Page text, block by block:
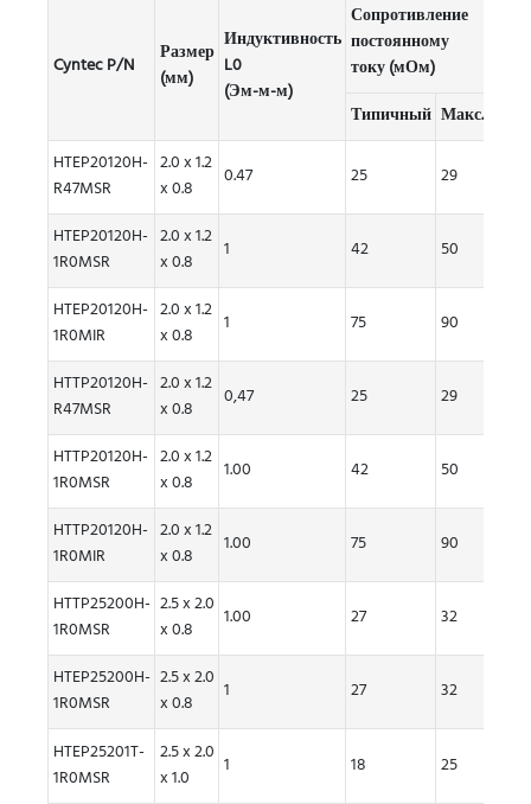
Cyntec P/N
Размер
(мм)
Индуктивность
L0
(Эм-м-м)
Сопротивление
постоянному
току (мОм)
Типичный Макс.
HTEP20120H-
R47MSR
2.0 x 1.2
x 0.8
0.47 25 29
HTEP20120H-
1R0MSR
2.0 x 1.2
x 0.8
1 42 50
HTEP20120H-
1R0MIR
2.0 x 1.2
x 0.8
1 75 90
HTTP20120H-
R47MSR
2.0 x 1.2
x 0.8
0,47 25 29
HTTP20120H-
1R0MSR
2.0 x 1.2
x 0.8
1.00 42 50
HTTP20120H-
1R0MIR
2.0 x 1.2
x 0.8
1.00 75 90
HTTP25200H-
1R0MSR
2.5 x 2.0
x 0.8
1.00 27 32
HTEP25200H-
1R0MSR
2.5 x 2.0
x 0.8
1 27 32
HTEP25201T-
1R0MSR
2.5 x 2.0
x 1.0
1 18 25